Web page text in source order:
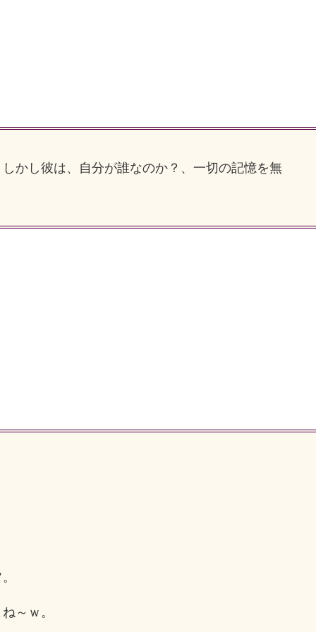
し彼は、自分が誰なのか？、一切の記憶を無
～ｗ。